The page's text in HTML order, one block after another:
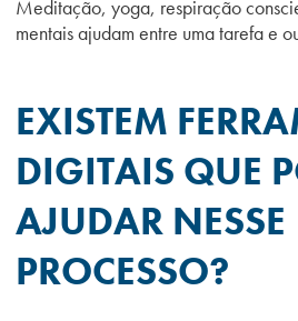
Meditação, yoga, respiração
mentais ajudam entre uma tarefa e
EXISTEM
DIGITAIS QUE
AJUDAR NESSE
PROCESSO?